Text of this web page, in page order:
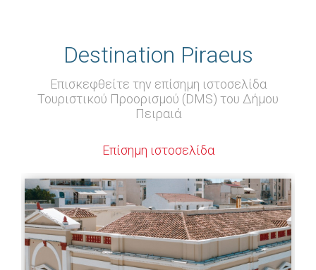
Destination Piraeus
Επισκεφθείτε την επίσημη ιστοσελίδα
Τουριστικού Προορισμού (DMS) του Δήμου
Πειραιά
Επίσημη ιστοσελίδα